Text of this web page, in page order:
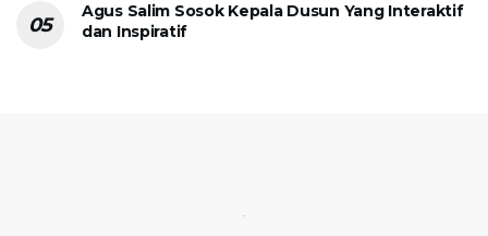
Agus Salim Sosok Kepala Dusun Yang Interaktif
dan Inspiratif